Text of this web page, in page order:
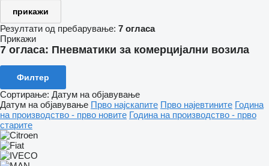
прикажи
Резултати од пребарување: 7 огласа
Прикажи
7 огласа: Пневматики за комерцијални возила
Филтер
Сортирање: Датум на објавување
Датум на објавување Прво најскапите Прво најевтините Година
на производство - прво новите Година на производство - прво
старите